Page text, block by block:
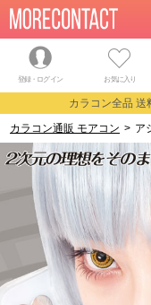
登録・ログイン お気に入り
カラコン全品 送
カラコン通販 モアコン > ア